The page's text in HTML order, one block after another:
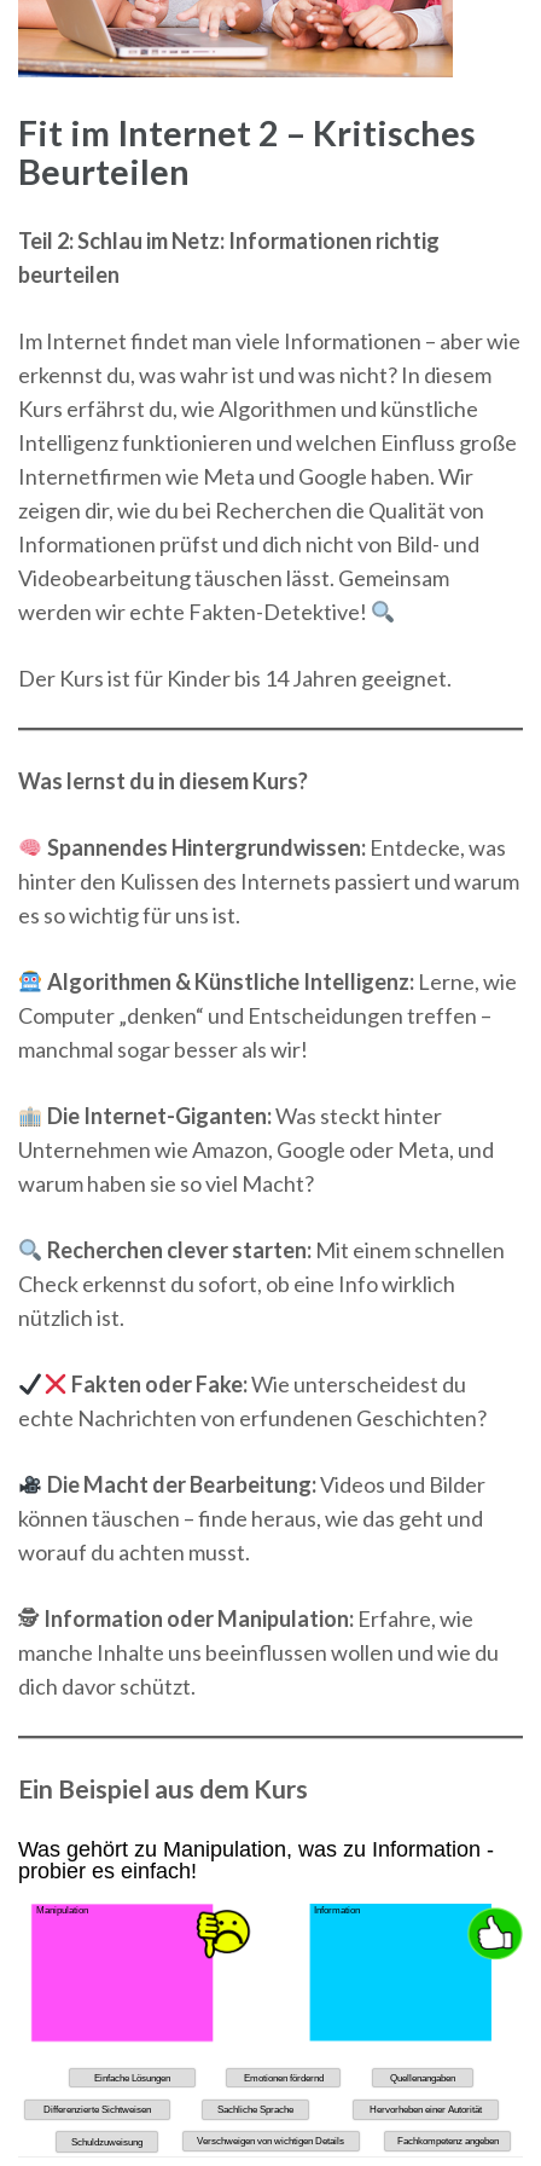
Fit im Internet 2 – Kritisches
Beurteilen
Teil 2: Schlau im Netz: Informationen richtig
beurteilen
Im Internet findet man viele Informationen – aber wie
erkennst du, was wahr ist und was nicht? In diesem
Kurs erfährst du, wie Algorithmen und künstliche
Intelligenz funktionieren und welchen Einfluss große
Internetfirmen wie Meta und Google haben. Wir
zeigen dir, wie du bei Recherchen die Qualität von
Informationen prüfst und dich nicht von Bild- und
Videobearbeitung täuschen lässt. Gemeinsam
werden wir echte Fakten-Detektive!
Der Kurs ist für Kinder bis 14 Jahren geeignet.
Was lernst du in diesem Kurs?
Spannendes Hintergrundwissen:Entdecke, was
hinter den Kulissen des Internets passiert und warum
es so wichtig für uns ist.
Algorithmen & Künstliche Intelligenz:Lerne, wie
Computer „denken“ und Entscheidungen treffen –
manchmal sogar besser als wir!
Die Internet-Giganten:Was steckt hinter
Unternehmen wie Amazon, Google oder Meta, und
warum haben sie so viel Macht?
Recherchen clever starten:Mit einem schnellen
Check erkennst du sofort, ob eine Info wirklich
nützlich ist.
Fakten oder Fake:Wie unterscheidest du
echte Nachrichten von erfundenen Geschichten?
Die Macht der Bearbeitung:Videos und Bilder
können täuschen – finde heraus, wie das geht und
worauf du achten musst.
🕵️ Information oder Manipulation: Erfahre, wie
manche Inhalte uns beeinflussen wollen und wie du
dich davor schützt.
Ein Beispiel aus dem Kurs